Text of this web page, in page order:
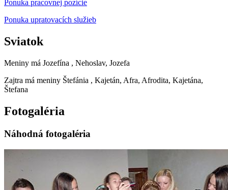
Ponuka pracovnej pozície
Ponuka upratovacích služieb
Sviatok
Meniny má Jozefína , Nehoslav, Jozefa
Zajtra má meniny Štefánia , Kajetán, Afra, Afrodita, Kajetána,
Štefana
Fotogaléria
Náhodná fotogaléria